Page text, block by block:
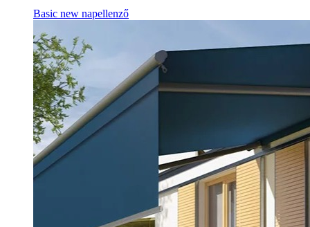
Basic new napellenző